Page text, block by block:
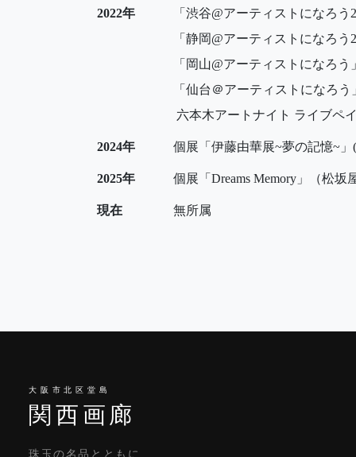
2022年
「渋谷@アーティストになろう
「静岡@アーティストになろう
「岡山@アーティストになろう
「仙台＠アーティストになろう
六本木アートナイト ライブペ
2024年 個展「伊藤由華展~夢の記憶~」
2025年 個展「Dreams Memory」（松坂
現在 無所属
関西画廊
大阪市北区堂島
珠玉の名品とともに